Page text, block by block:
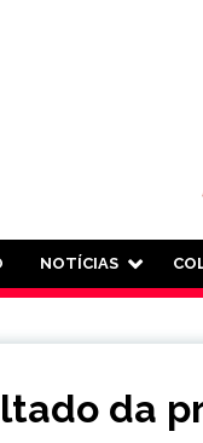
105.3
NOTÍCIAS
da